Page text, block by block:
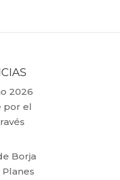
2026
por el
Borja